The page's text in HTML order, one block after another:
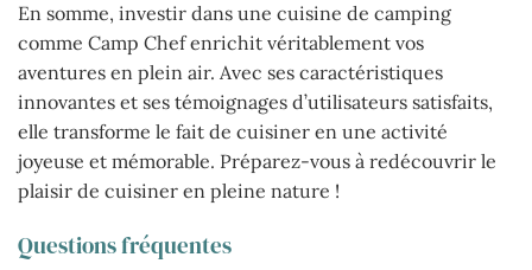
En somme, investir dans une cuisine de camping
comme Camp Chef enrichit véritablement vos
aventures en plein air. Avec ses caractéristiques
innovantes et ses témoignages d’utilisateurs satisfaits,
elle transforme le fait de cuisiner en une activité
joyeuse et mémorable. Préparez-vous à redécouvrir le
plaisir de cuisiner en pleine nature !
Questions fréquentes